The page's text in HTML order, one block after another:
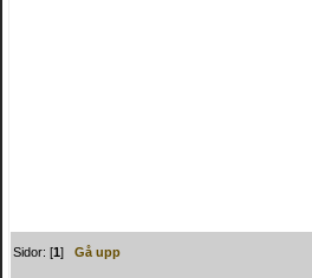
Sidor: [1]Gå upp